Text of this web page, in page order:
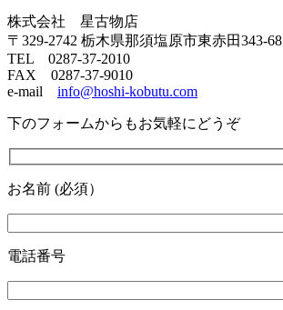
株式会社 星古物店
〒329-2742 栃木県那須塩原市東赤田343-68
TEL 0287-37-2010
FAX 0287-37-9010
e-mail info@hoshi-kobutu.com
下のフォームからもお気軽にどうぞ
お名前 (必須）
電話番号